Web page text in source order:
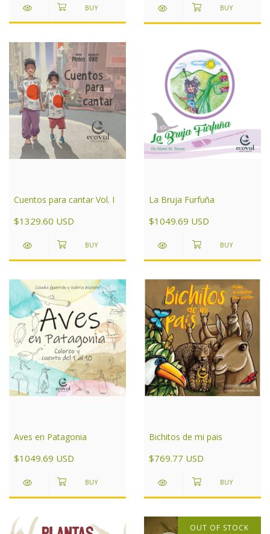
Cuentos para cantar Vol. I
$1329.60 USD
La Bruja Furfuña
$1049.69 USD
Aves en Patagonia
$1049.69 USD
Bichitos de mi pais
$769.77 USD
OUT OF STOCK